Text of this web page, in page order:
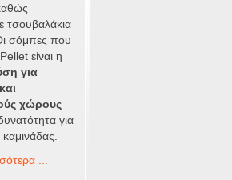
τσουβαλάκια
σόμπες που
είναι η
για
χώρους
για
...